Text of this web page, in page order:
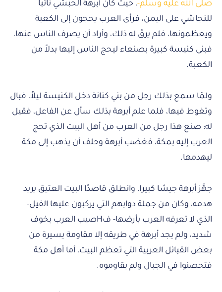
صلى الله عليه وسلم-، حيث كان أبرهة الحبشي نائبا
للنجاشي على اليمن، فرأى العرب يحجون إلى الكعبة
ويعظمونها، فلم يرقَ له ذلك، وأراد أن يصرف الناس عنها،
فبنى كنيسة كبيرة بصنعاء ليحج الناس إليها بدلاً من
الكعبة.
ولمّا سمع بذلك رجل من بني كنانة دخل الكنيسة ليلاً، فبال
وتغوط فيها، فلما علم أبرهة بذلك سأل عن الفاعل، فقيل
له: صنع هذا رجل من العرب من أهل البيت الذي تحج
العرب إليه بمكة، فغضب أبرهة وحلف أن يذهب إلى مكة
ليهدمها.
جهَّز أبرهة جيشا كبيرا، وانطلق قاصدًا البيت العتيق يريد
هدمه، وكان من جملة دوابهم التي يركبون عليها الفيل-
الذي لا تعرفه العرب بأرضها- فHصيب العرب بخوف
شديد، ولم يجد أبرهة في طريقه إلا مقاومة يسيرة من
بعض القبائل العربية التي تعظم البيت، أما أهل مكة
فتحصنوا في الجبال ولم يقاوموه.